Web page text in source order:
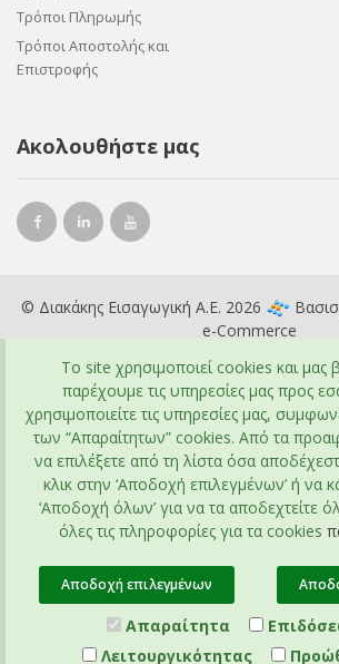
Τρόποι Πληρωμής
Τρόποι Αποστολής και
Επιστροφής
Ακολουθήστε μας
© Διακάκης Εισαγωγική Α.Ε. 2026
e-Commerce
To site χρησιμοποιεί cookies και
παρέχουμε τις υπηρεσίες μας προς
χρησιμοποιείτε τις υπηρεσίες μας,
των “Απαραίτητων” cookies. Από τα
να επιλέξετε από τη λίστα όσα
κλικ στην ‘Αποδοχή επιλεγμένων’ ή να
‘Αποδοχή όλων’ για να τα αποδεχτείτε
όλες τις πληροφορίες για τα cookies
Αποδοχή επιλεγμένων
Απαραίτητα
Λειτουργικότητας